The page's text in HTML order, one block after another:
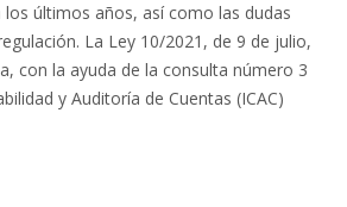
últimos años, así como las dudas
La Ley 10/2021, de 9 de julio,
con la ayuda de la consulta número 3
y Auditoría de Cuentas (ICAC)